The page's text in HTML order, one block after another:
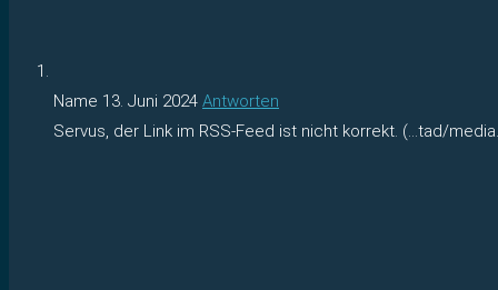
Name 13. Juni 2024 Antworten
Servus, der Link im RSS-Feed ist nicht korrekt. (…tad/